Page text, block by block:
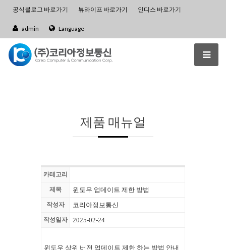
공식블로그 바로가기 뷰라이프 바로가기 인디스 바로가기
admin Language
제품 매뉴얼
카테고리
제목 윈도우 업데이트 제한 방법
작성자 코리아정보통신
작성일자 2025-02-24
윈도우 상위 버전 업데이트 제한 하는 방법 안내